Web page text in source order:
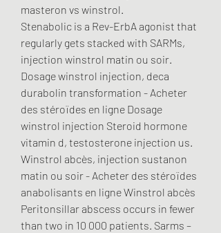
masteron vs winstrol.
Stenabolic is a Rev-ErbA agonist that
regularly gets stacked with SARMs,
injection winstrol matin ou soir.
Dosage winstrol injection, deca
durabolin transformation - Acheter
des stéroïdes en ligne Dosage
winstrol injection Steroid hormone
vitamin d, testosterone injection us.
Winstrol abcès, injection sustanon
matin ou soir - Acheter des stéroïdes
anabolisants en ligne Winstrol abcès
Peritonsillar abscess occurs in fewer
than two in 10 000 patients. Sarms –